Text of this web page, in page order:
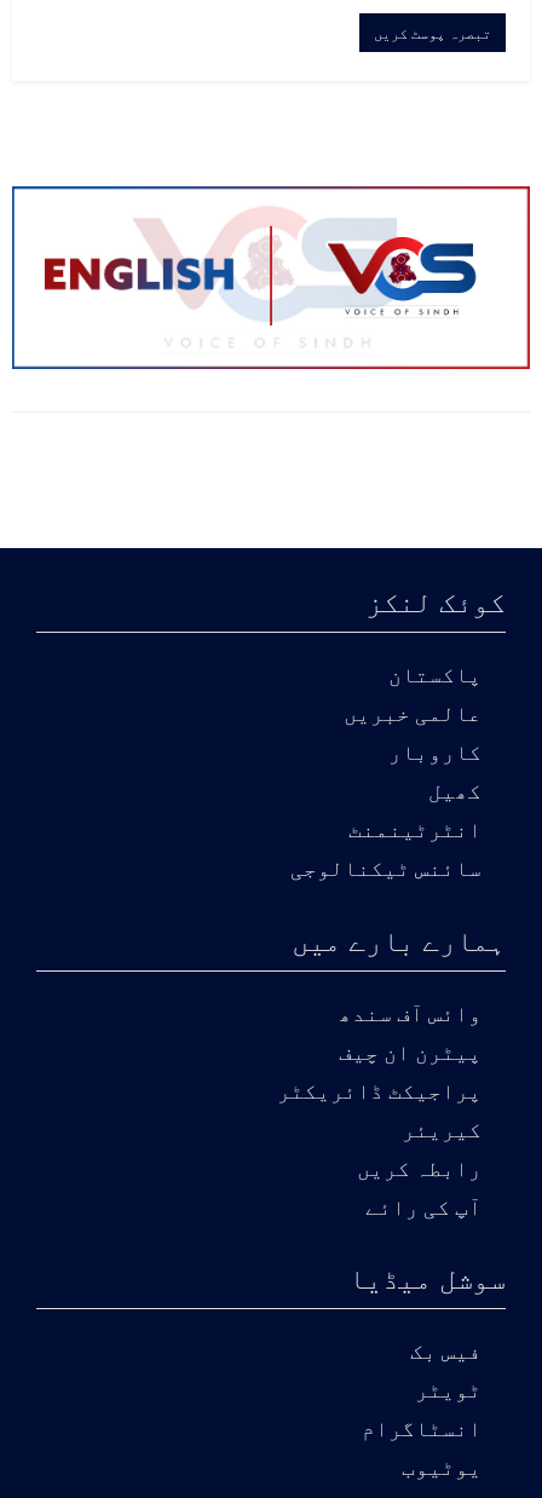
کوئک لنکز
پاکستان
عالمی خبریں
کاروبار
کھیل
انٹرٹینمنٹ
سائنس ٹیکنالوجی
ہمارے بارے میں
وائس آف سندھ
پیٹرن ان چیف
پراجیکٹ ڈائریکٹر
کیریئر
رابطہ کریں
آپ کی رائے
سوشل میڈیا
فیس بک
ٹویٹر
انسٹاگرام
یوٹیوب